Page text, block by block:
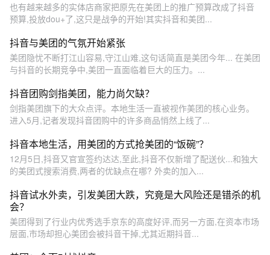
也有越来越多的实体店商家把原先在美团上的推广预算改成了抖音
预算,投放dou+了,这只是战争的开始!其实抖音和美团...
抖音与美团的气氛开始紧张
美团隐忧不断打江山容易,守江山难,这句话简直是美团今年... 在美团
与抖音的长期竞争中,美团一直面临着巨大的压力。...
抖音团购剑指美团，能力尚欠缺？
剑指美团旗下的大众点评。本地生活一直被视作美团的核心业务。
进入5月,记者发现抖音团购中的许多商品悄然上线了...
抖音本地生活，用美团的方式抢美团的“饭碗”？
12月5日,抖音又官宣签约达达,至此,抖音不仅新增了配送伙...和独大
的美团式搜索消费,两者的优缺点在哪? 外卖的加入...
抖音试水外卖，引发美团大跌，究竟是大风险还是错杀的机
会？
美团得到了行业内优秀选手京东的高度好评,而另一方面,在资本市场
层面,市场却担心美团会被抖音干掉,尤其近期抖音...